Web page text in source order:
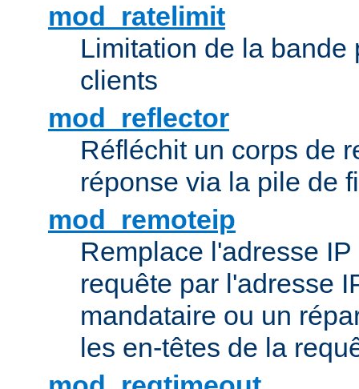
mod_ratelimit
Limitation de la bande
clients
mod_reflector
Réfléchit un corps de
réponse via la pile de
mod_remoteip
Remplace l'adresse
requête par l'adresse
mandataire ou un
les en-têtes de la